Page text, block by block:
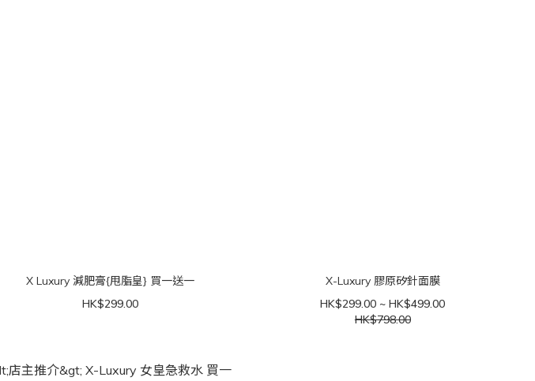
X Luxury 減肥膏{甩脂皇} 買一送一
HK$299.00
X-Luxury 膠原矽針面膜
HK$299.00 ~ HK$499.00
HK$798.00